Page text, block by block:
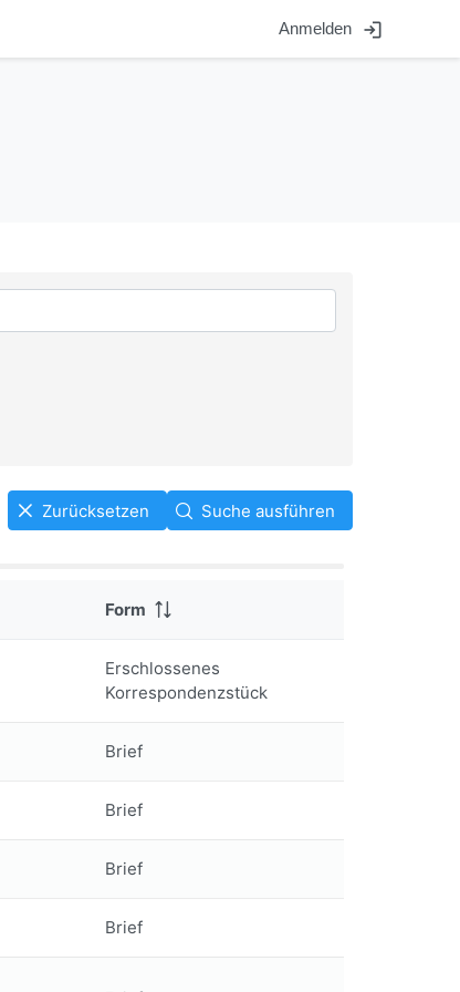
Anmelden login
Zurücksetzen Suche ausführen
Form
Erschlossenes
Korrespondenzstück
Brief
Brief
Brief
Brief